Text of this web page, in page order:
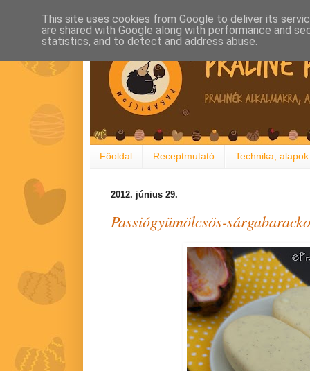
Főoldal Receptmutató Technika, alapok
2012. június 29.
Passiógyümölcsös-
This site uses cookies from Google to deliver its
are shared with Google along with performance and
statistics, and to detect and address abuse.